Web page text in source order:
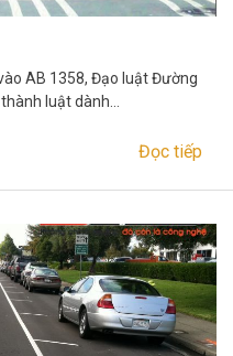
AB 1358, Đạo luật Đường
luật dành…
Đọc tiếp